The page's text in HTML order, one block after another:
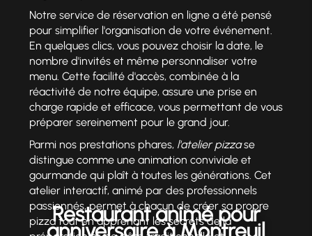
Restaurant animé pour
anniversaire à Montreuil
Notre service de réservation en ligne a été pensé
pour simplifier l'organisation de votre événement.
En quelques clics, vous pouvez choisir la date, le
nombre d'invités et même personnaliser votre
menu. Cette facilité d'accès, combinée à la
réactivité de notre équipe, assure une prise en
charge rapide et efficace, vous permettant de vous
préparer sereinement pour le grand jour.
Parmi nos prestations phares, l'atelier pizzase
distingue comme une animation conviviale et
gourmande qui plaît à toutes les générations. Cet
atelier interactif, animé par des professionnels
passionnés, permet à chacun de créer sa propre
pizza tout en apprenant les secrets de la